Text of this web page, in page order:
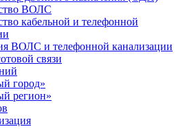
ВОЛС
кабельной и телефонной
ВОЛС и телефонной канализации
связи
город»
регион»